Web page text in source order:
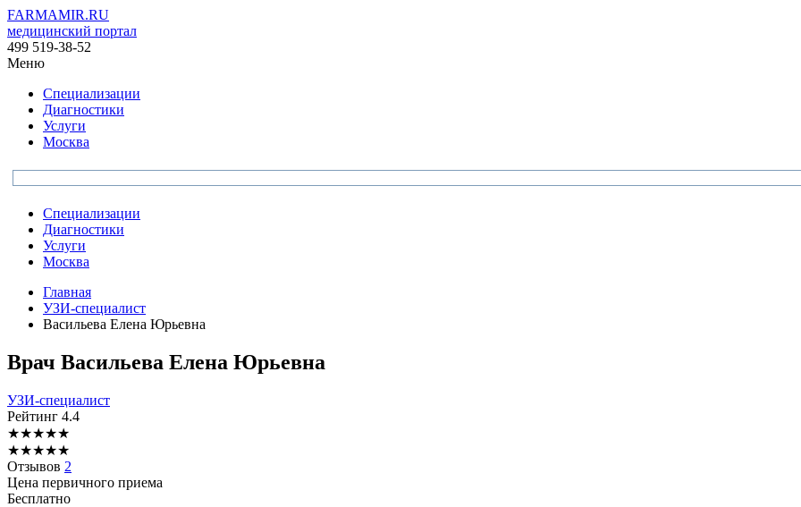
FARMAMIR.RU
медицинский портал
499 519-38-52
Меню
Специализации
Диагностики
Услуги
Москва
Специализации
Диагностики
Услуги
Москва
Главная
УЗИ-специалист
Васильева Елена Юрьевна
Врач Васильева Елена Юрьевна
УЗИ-специалист
Рейтинг 4.4
★★★★★
★★★★★
Отзывов 2
Цена первичного приема
Бесплатно